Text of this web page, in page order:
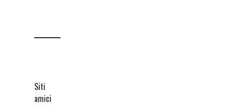
Siti
amici